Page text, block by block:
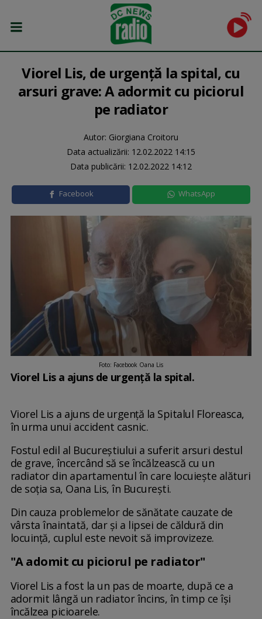
Viorel Lis, de urgență la spital, cu
arsuri grave: A adormit cu piciorul
pe radiator
Autor: Giorgiana Croitoru
Data actualizării: 12.02.2022 14:15
Data publicării: 12.02.2022 14:12
Facebook WhatsApp
Foto: Facebook Oana Lis
Viorel Lis a ajuns de urgență la spital.
Viorel Lis a ajuns de urgență la Spitalul Floreasca,
în urma unui accident casnic.
Fostul edil al Bucureștiului a suferit arsuri destul
de grave, încercând să se încălzească cu un
radiator din apartamentul în care locuiește alături
de soția sa, Oana Lis, în București.
Din cauza problemelor de sănătate cauzate de
vârsta înaintată, dar și a lipsei de căldură din
locuință, cuplul este nevoit să improvizeze.
"A adomit cu piciorul pe radiator"
Viorel Lis a fost la un pas de moarte, după ce a
adormit lângă un radiator încins, în timp ce își
încălzea picioarele.